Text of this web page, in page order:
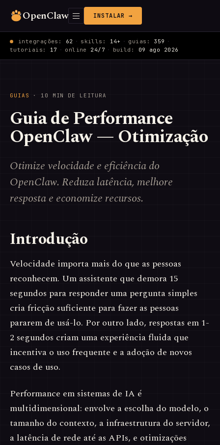
OpenClaw INSTALAR →
integrações: 62 · skills: 14+ · guias: 359 ·
tutoriais: 17 · online 24/7 · build: 09 ago 2026
GUIAS · 10 MIN DE LEITURA
Guia de Performance
OpenClaw — Otimização
Otimize velocidade e eficiência do
OpenClaw. Reduza latência, melhore
resposta e economize recursos.
Introdução
Velocidade importa mais do que as pessoas
reconhecem. Um assistente que demora 15
segundos para responder uma pergunta simples
cria fricção suficiente para fazer as pessoas
pararem de usá-lo. Por outro lado, respostas em 1-
2 segundos criam uma experiência fluida que
incentiva o uso frequente e a adoção de novos
casos de uso.
Performance em sistemas de IA é
multidimensional: envolve a escolha do modelo, o
tamanho do contexto, a infraestrutura do servidor,
a latência de rede até as APIs, e otimizações